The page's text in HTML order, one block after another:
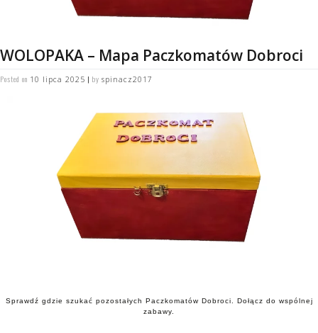
WOLOPAKA – Mapa Paczkomatów Dobroci
Posted on 10 lipca 2025 | by spinacz2017
Sprawdź gdzie szukać pozostałych Paczkomatów Dobroci. Dołącz do wspólnej
zabawy.